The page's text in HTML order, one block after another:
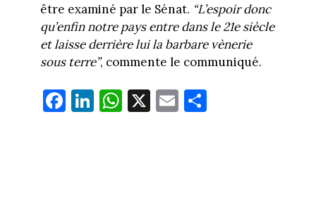
être examiné par le Sénat. “L’espoir donc
qu’enfin notre pays entre dans le 21e siècle
et laisse derrière lui la barbare vènerie
sous terre”, commente le communiqué.
Fa
ce
Li
nk
W
ha
X E
m
Pa